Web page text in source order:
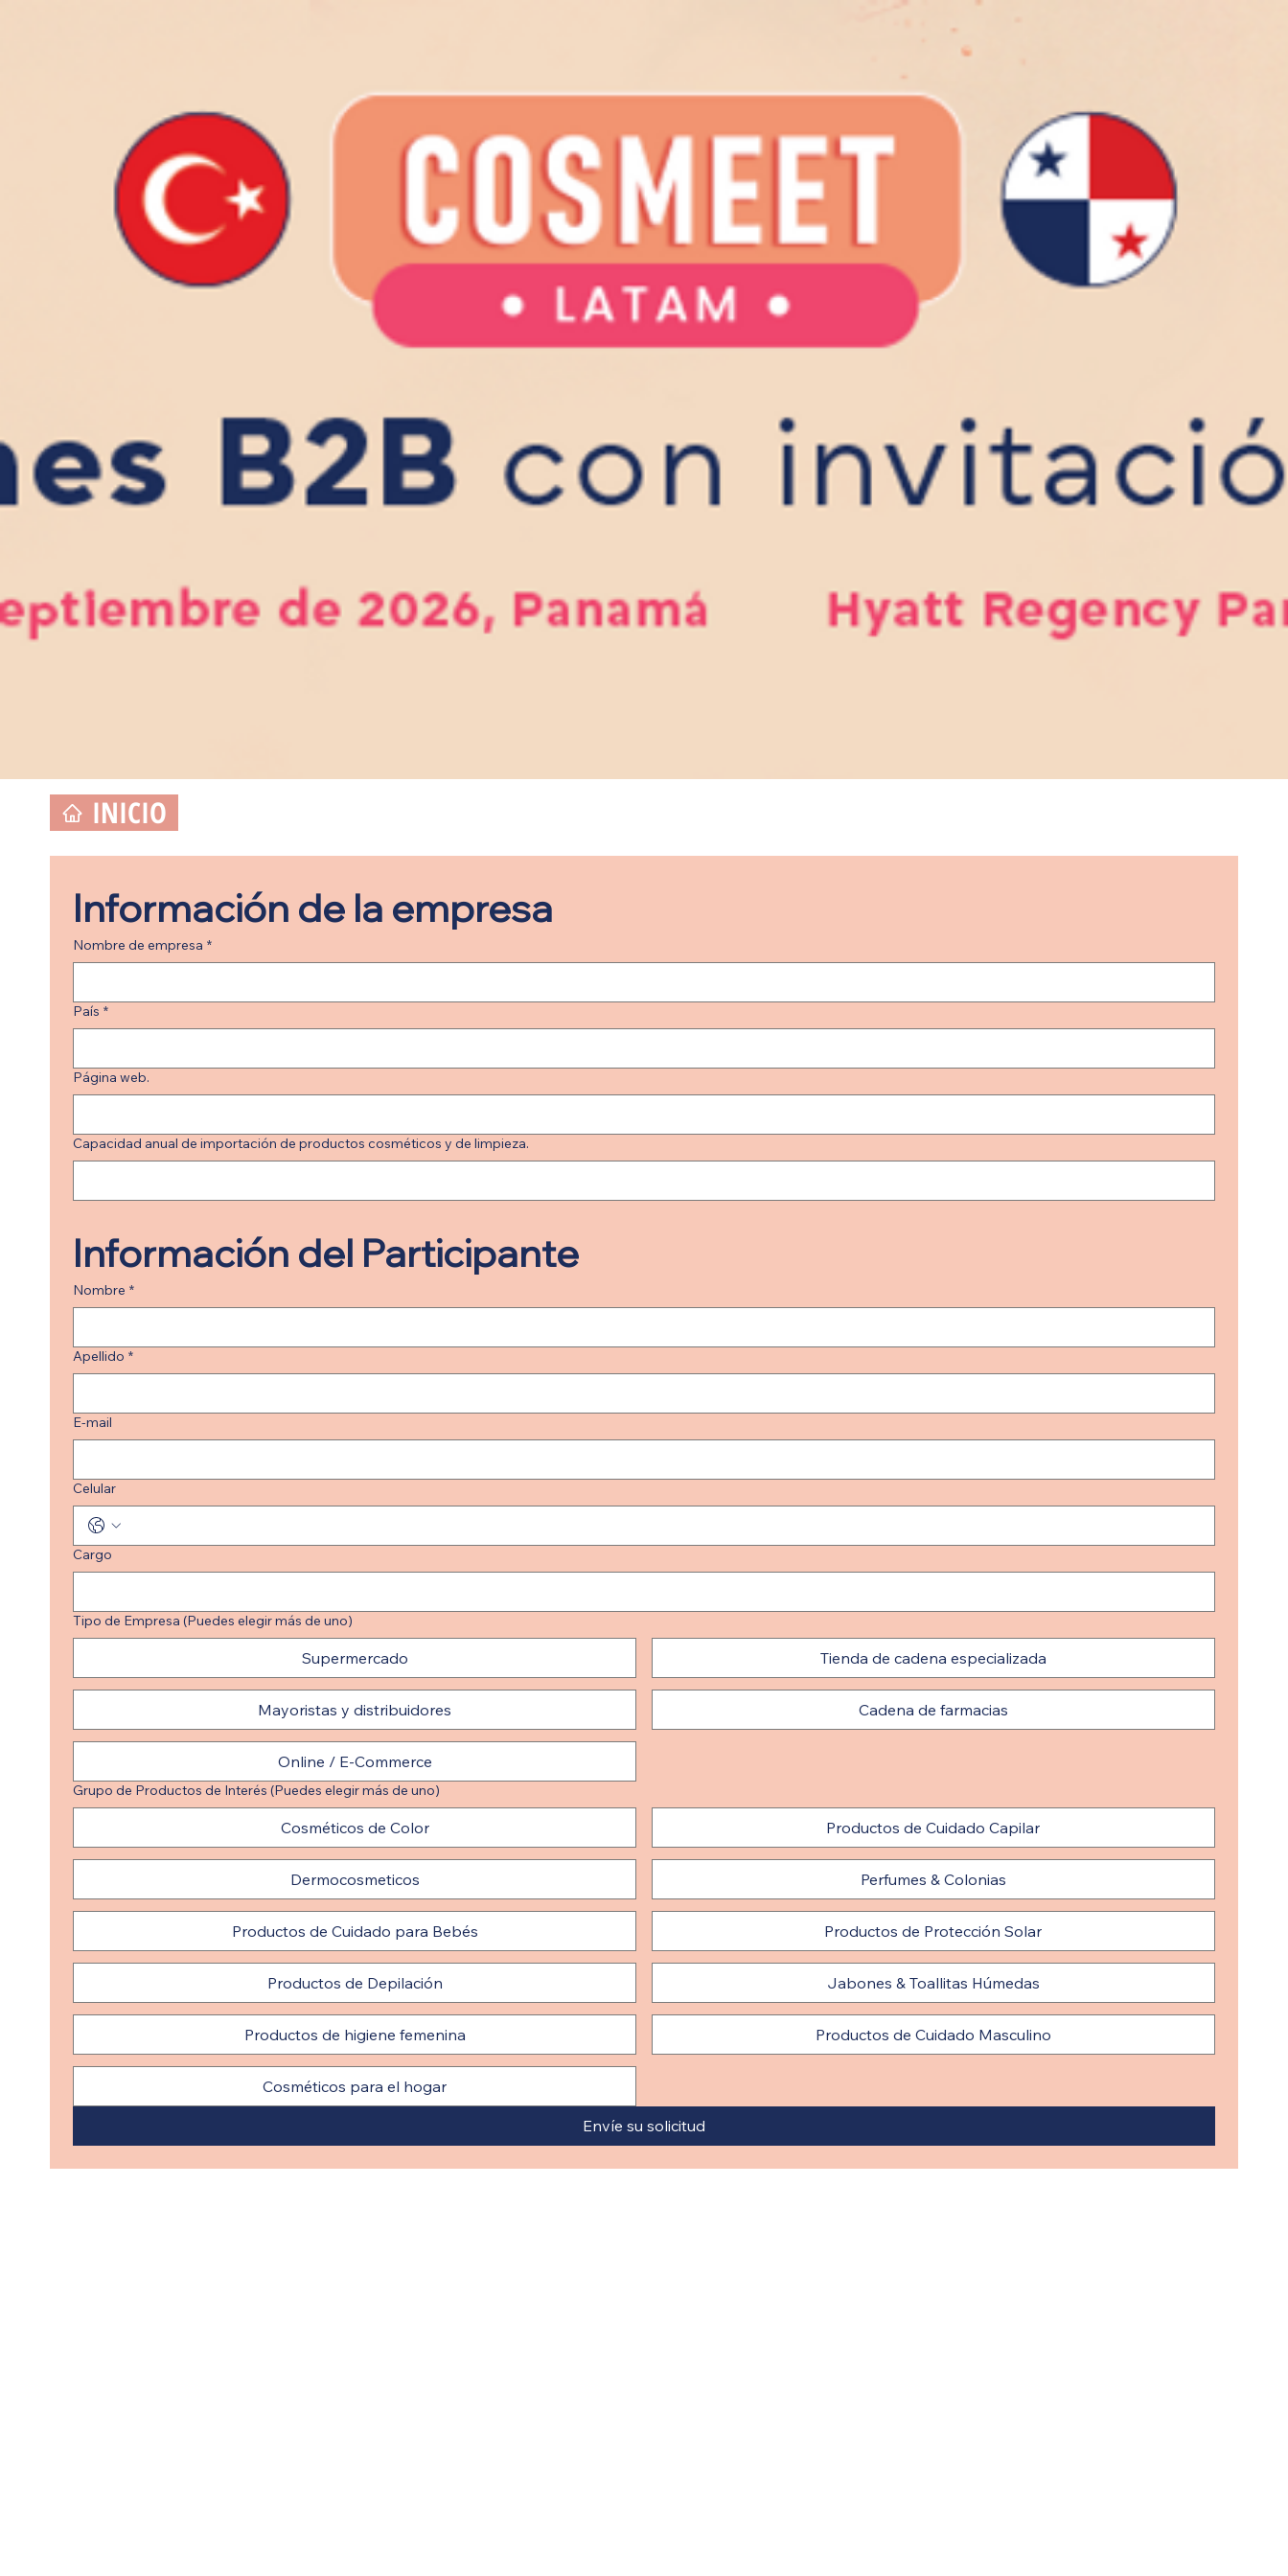
INICIO
Información de la empresa
Nombre de empresa *
País *
Página web.
Capacidad anual de importación de productos cosméticos y de limpieza.
Información del Participante
Nombre *
Apellido *
E-mail
Celular
Cargo
Tipo de Empresa (Puedes elegir más de uno)
Supermercado Tienda de cadena especializada
Mayoristas y distribuidores Cadena de farmacias
Online / E-Commerce
Grupo de Productos de Interés (Puedes elegir más de uno)
Cosméticos de Color Productos de Cuidado Capilar
Dermocosmeticos Perfumes & Colonias
Productos de Cuidado para Bebés Productos de Protección Solar
Productos de Depilación Jabones & Toallitas Húmedas
Productos de higiene femenina Productos de Cuidado Masculino
Cosméticos para el hogar
Envíe su solicitud